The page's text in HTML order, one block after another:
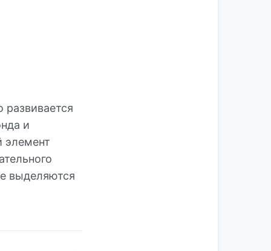
и
элемент
выделяются